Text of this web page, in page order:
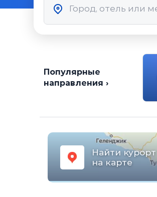
Популярные
направления ›
Найти курорт
на карте